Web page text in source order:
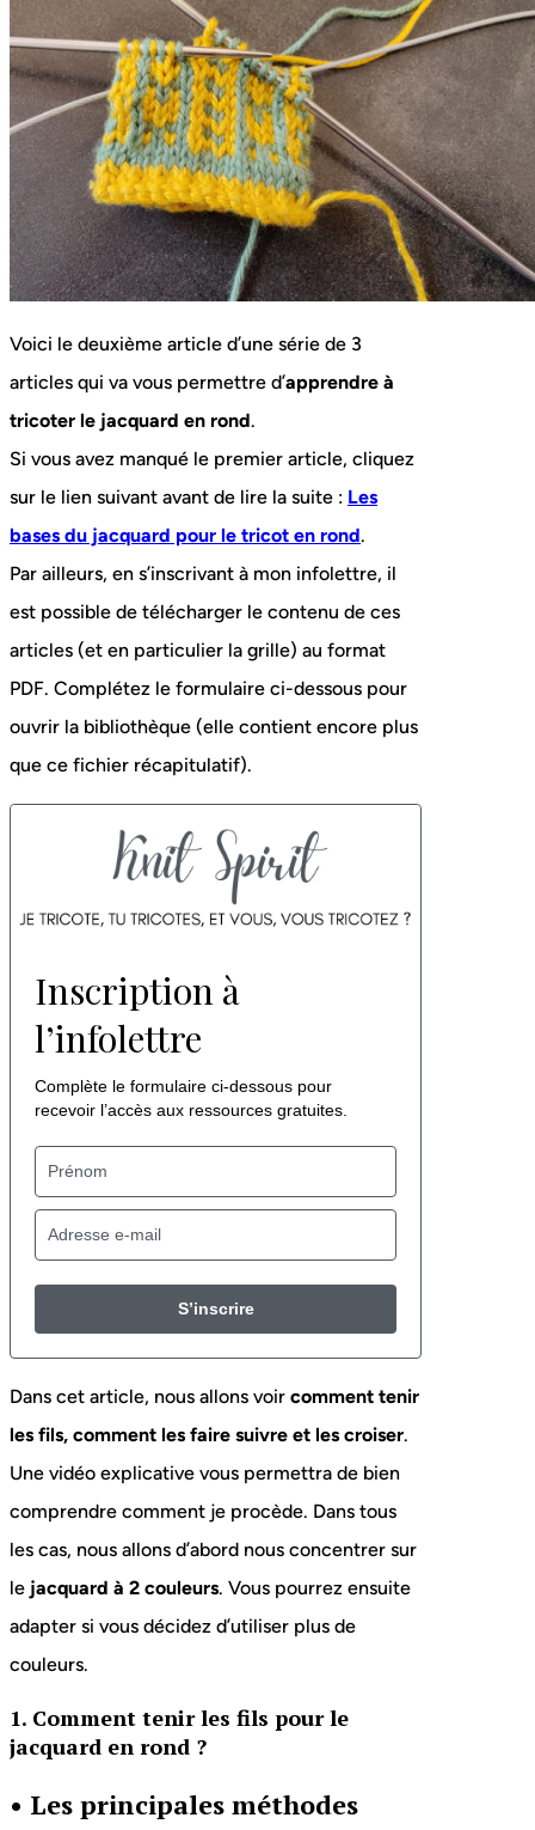
Voici le deuxième article d’une série de 3
articles qui va vous permettre d’apprendre à
tricoter le jacquard en rond.
Si vous avez manqué le premier article, cliquez
sur le lien suivant avant de lire la suite : Les
bases du jacquard pour le tricot en rond.
Par ailleurs, en s’inscrivant à mon infolettre, il
est possible de télécharger le contenu de ces
articles (et en particulier la grille) au format
PDF. Complétez le formulaire ci-dessous pour
ouvrir la bibliothèque (elle contient encore plus
que ce fichier récapitulatif).
Inscription à
l’infolettre
Complète le formulaire ci-dessous pour
recevoir l’accès aux ressources gratuites.
S’inscrire
Dans cet article, nous allons voir comment tenir
les fils, comment les faire suivre et les croiser.
Une vidéo explicative vous permettra de bien
comprendre comment je procède. Dans tous
les cas, nous allons d’abord nous concentrer sur
le jacquard à 2 couleurs. Vous pourrez ensuite
adapter si vous décidez d’utiliser plus de
couleurs.
1. Comment tenir les fils pour le
jacquard en rond ?
• Les principales méthodes